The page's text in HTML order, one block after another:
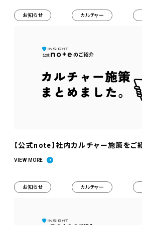
お知らせ カルチャー
【公式note】社内カルチャー施策をご
VIEW MORE
お知らせ カルチャー